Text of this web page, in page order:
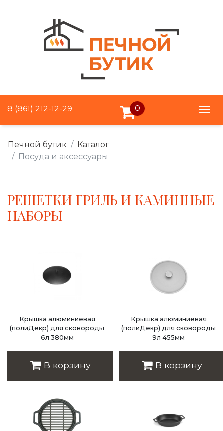
8 (861) 212-12-29 0
Печной бутик
Каталог
Посуда и аксессуары
РЕШЕТКИ ГРИЛЬ И КАМИННЫЕ
НАБОРЫ
Крышка алюминиевая
(полиДекр) для сковороды
6л 380мм
В корзину
Крышка алюминиевая
(полиДекр) для сковороды
9л 455мм
В корзину